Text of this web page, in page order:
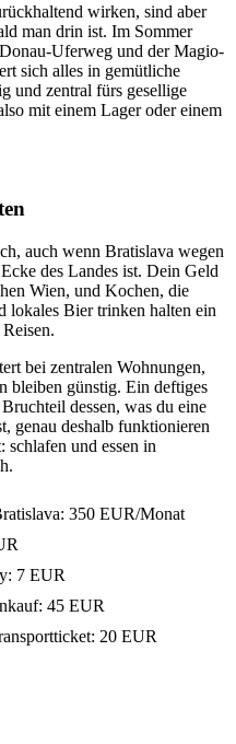
wirken, sind aber
man drin ist. Im Sommer
Uferweg und der Magio-
sich alles in gemütliche
und zentral fürs gesellige
mit einem Lager oder einem
auch wenn Bratislava wegen
des Landes ist. Dein Geld
Wien, und Kochen, die
lokales Bier trinken halten ein
bei zentralen Wohnungen,
bleiben günstig. Ein deftiges
dessen, was du eine
genau deshalb funktionieren
schlafen und essen in
350 EUR/Monat
7 EUR
45 EUR
20 EUR